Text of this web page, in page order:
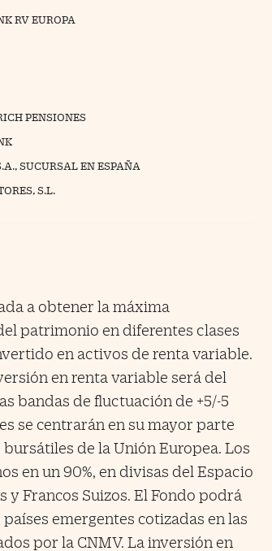
RV EUROPA
PENSIONES
SUCURSAL EN ESPAÑA
S.L.
a obtener la máxima
patrimonio en diferentes clases
en activos de renta variable.
en renta variable será del
bandas de fluctuación de +5/-5
se centrarán en su mayor parte
de la Unión Europea. Los
en un 90%, en divisas del Espacio
Francos Suizos. El Fondo podrá
emergentes cotizadas en las
por la CNMV. La inversión en